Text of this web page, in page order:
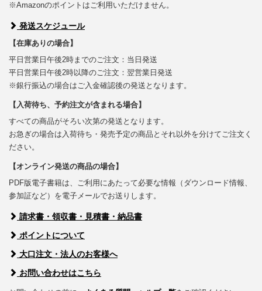
※Amazonのポイントはご利用いただけません。
発送スケジュール
【在庫ありの場合】
平日営業日午後2時までのご注文：当日発送
平日営業日午後2時以降のご注文：翌営業日発送
※銀行振込の場合はご入金確認後の発送となります。
【入荷待ち、予約注文が含まれる場合】
すべての商品がそろい次第の発送となります。
お急ぎの場合は入荷待ち・発売予定の商品とそれ以外を分けてご注文く
ださい。
【オンライン発送の商品の場合】
PDF版電子書籍は、ご利用にあたって必要な情報（ダウンロード情報、
参加証など）を電子メールでお送りします。
請求書・領収書・見積書・納品書
ポイントについて
大口注文・法人のお客様へ
お問い合わせはこちら